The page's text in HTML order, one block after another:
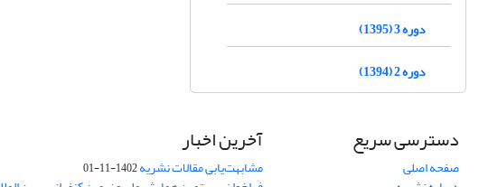
دوره 3 (1395)
دوره 2 (1394)
دسترسی سریع
صفحه اصلی
آخرین اخبار
مشابهت‌یابی مقالات نشریه1402-11-01